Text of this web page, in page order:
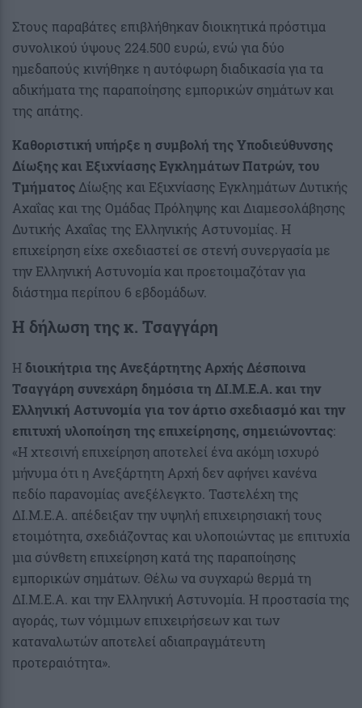
Στους παραβάτες επιβλήθηκαν διοικητικά πρόστιμα
συνολικού ύψους 224.500 ευρώ, ενώ για δύο
ημεδαπούς κινήθηκε η αυτόφωρη διαδικασία για τα
αδικήματα της παραποίησης εμπορικών σημάτων και
της απάτης.
Καθοριστική υπήρξε η συμβολή της Υποδιεύθυνσης
Δίωξης και Εξιχνίασης Εγκλημάτων Πατρών, του
Τμήματος Δίωξης και Εξιχνίασης Εγκλημάτων Δυτικής
Αχαΐας και της Ομάδας Πρόληψης και Διαμεσολάβησης
Δυτικής Αχαΐας της Ελληνικής Αστυνομίας. Η
επιχείρηση είχε σχεδιαστεί σε στενή συνεργασία με
την Ελληνική Αστυνομία και προετοιμαζόταν για
διάστημα περίπου 6 εβδομάδων.
Η δήλωση της κ. Τσαγγάρη
Η διοικήτρια της Ανεξάρτητης Αρχής Δέσποινα
Τσαγγάρη συνεχάρη δημόσια τη ΔΙ.Μ.Ε.Α. και την
Ελληνική Αστυνομία για τον άρτιο σχεδιασμό και την
επιτυχή υλοποίηση της επιχείρησης, σημειώνοντας:
«Η χτεσινή επιχείρηση αποτελεί ένα ακόμη ισχυρό
μήνυμα ότι η Ανεξάρτητη Αρχή δεν αφήνει κανένα
πεδίο παρανομίας ανεξέλεγκτο. Ταστελέχη της
ΔΙ.Μ.Ε.Α. απέδειξαν την υψηλή επιχειρησιακή τους
ετοιμότητα, σχεδιάζοντας και υλοποιώντας με επιτυχία
μια σύνθετη επιχείρηση κατά της παραποίησης
εμπορικών σημάτων. Θέλω να συγχαρώ θερμά τη
ΔΙ.Μ.Ε.Α. και την Ελληνική Αστυνομία. Η προστασία της
αγοράς, των νόμιμων επιχειρήσεων και των
καταναλωτών αποτελεί αδιαπραγμάτευτη
προτεραιότητα».